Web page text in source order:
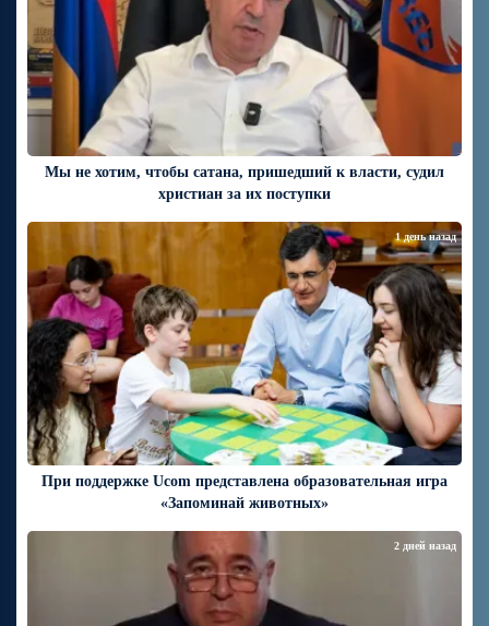
Мы не хотим, чтобы сатана, пришедший к власти, судил
христиан за их поступки
При поддержке Ucom представлена образовательная игра
«Запоминай животных»
1 день назад
2 дней назад